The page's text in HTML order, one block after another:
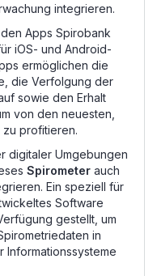
integrieren.
den Apps Spirobank
iOS- und Android-
ermöglichen die
die Verfolgung der
sowie den Erhalt
von den neuesten,
zu profitieren.
digitaler Umgebungen
Spirometer auch
Ein speziell für
Software
gestellt, um
in